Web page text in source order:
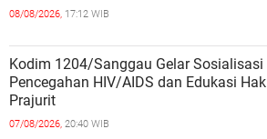
08/08/2026, 17:12 WIB
Kodim 1204/Sanggau Gelar Sosialisasi
Pencegahan HIV/AIDS dan Edukasi Hak
Prajurit
07/08/2026, 20:40 WIB